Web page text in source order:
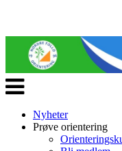
Veksle
navigasjon
Nyheter
Prøve orientering